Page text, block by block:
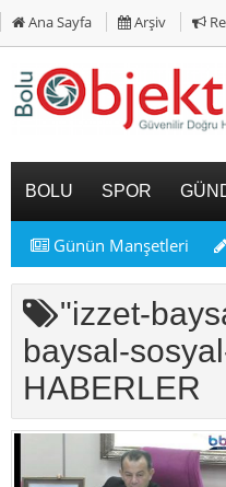
Ana Sayfa Arşiv
BOLU SPOR
Günün Manşetleri
"izzet-
baysal-
HABERLER